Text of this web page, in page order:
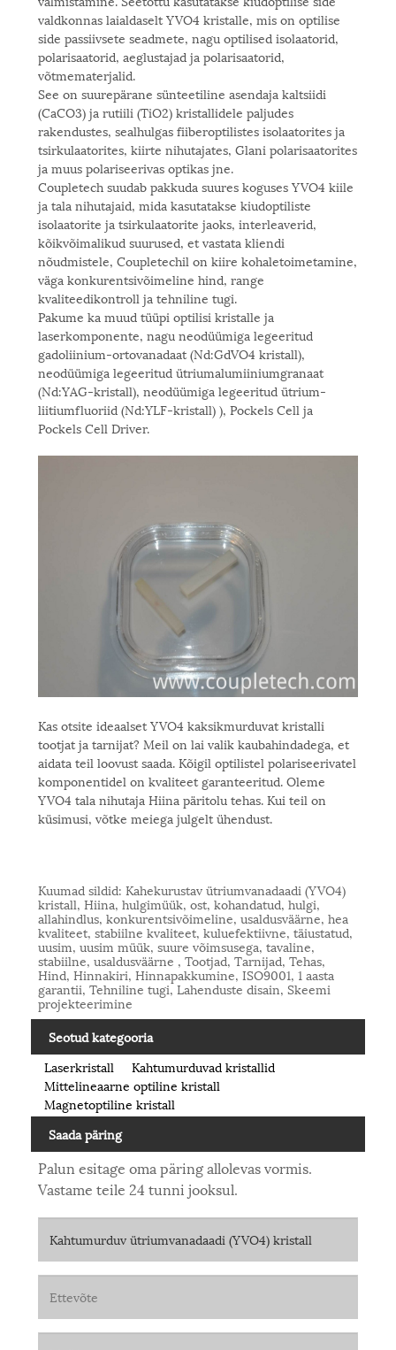
valdkonnas laialdaselt YVO4 kristalle, mis on optilise
side passiivsete seadmete, nagu optilised isolaatorid,
polarisaatorid, aeglustajad ja polarisaatorid,
võtmematerjalid.
See on suurepärane sünteetiline asendaja kaltsiidi
(CaCO3) ja rutiili (TiO2) kristallidele paljudes
rakendustes, sealhulgas fiiberoptilistes isolaatorites ja
tsirkulaatorites, kiirte nihutajates, Glani polarisaatorites
ja muus polariseerivas optikas jne.
Coupletech suudab pakkuda suures koguses YVO4 kiile
ja tala nihutajaid, mida kasutatakse kiudoptiliste
isolaatorite ja tsirkulaatorite jaoks, interleaverid,
kõikvõimalikud suurused, et vastata kliendi
nõudmistele, Coupletechil on kiire kohaletoimetamine,
väga konkurentsivõimeline hind, range
kvaliteedikontroll ja tehniline tugi.
Pakume ka muud tüüpi optilisi kristalle ja
laserkomponente, nagu neodüümiga legeeritud
gadoliinium-ortovanadaat (Nd:GdVO4 kristall),
neodüümiga legeeritud ütriumalumiiniumgranaat
(Nd:YAG-kristall), neodüümiga legeeritud ütrium-
liitiumfluoriid (Nd:YLF-kristall) ), Pockels Cell ja
Pockels Cell Driver.
Kas otsite ideaalset YVO4 kaksikmurduvat kristalli
tootjat ja tarnijat? Meil on lai valik kaubahindadega, et
aidata teil loovust saada. Kõigil optilistel polariseerivatel
komponentidel on kvaliteet garanteeritud. Oleme
YVO4 tala nihutaja Hiina päritolu tehas. Kui teil on
küsimusi, võtke meiega julgelt ühendust.
Kuumad sildid: Kahekurustav ütriumvanadaadi (YVO4)
kristall, Hiina, hulgimüük, ost, kohandatud, hulgi,
allahindlus, konkurentsivõimeline, usaldusväärne, hea
kvaliteet, stabiilne kvaliteet, kuluefektiivne, täiustatud,
uusim, uusim müük, suure võimsusega, tavaline,
stabiilne, usaldusväärne , Tootjad, Tarnijad, Tehas,
Hind, Hinnakiri, Hinnapakkumine, ISO9001, 1 aasta
garantii, Tehniline tugi, Lahenduste disain, Skeemi
projekteerimine
Seotud kategooria
Laserkristall
Kahtumurduvad kristallid
Mittelineaarne optiline kristall
Magnetoptiline kristall
Saada päring
Palun esitage oma päring allolevas vormis.
Vastame teile 24 tunni jooksul.